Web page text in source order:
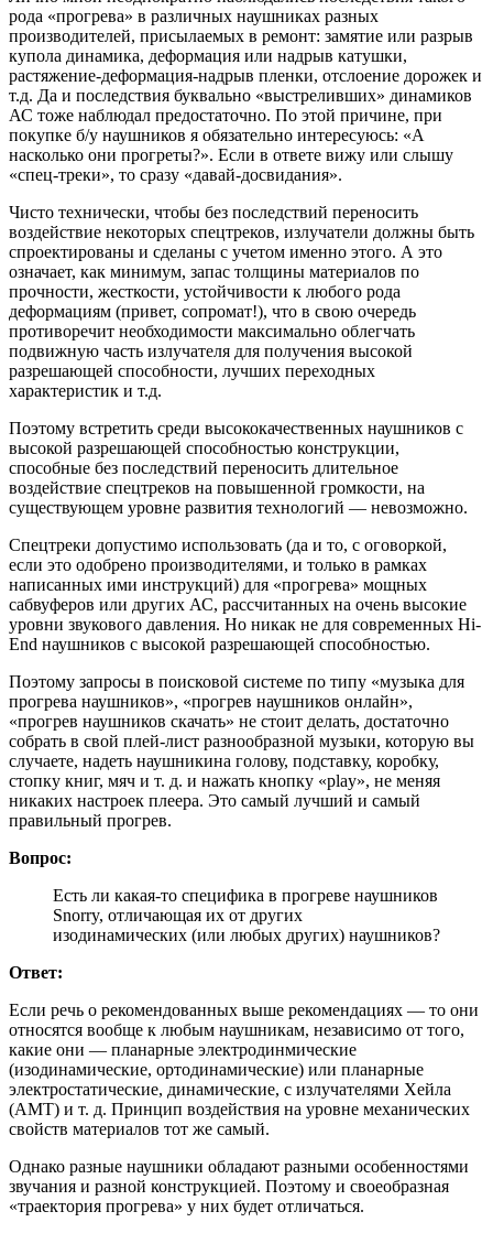
рода «прогрева» в различных наушниках разных
производителей, присылаемых в ремонт: замятие или разрыв
купола динамика, деформация или надрыв катушки,
растяжение-деформация-надрыв пленки, отслоение дорожек и
т.д. Да и последствия буквально «выстреливших» динамиков
АС тоже наблюдал предостаточно. По этой причине, при
покупке б/у наушников я обязательно интересуюсь: «А
насколько они прогреты?». Если в ответе вижу или слышу
«спец-треки», то сразу «давай-досвидания».
Чисто технически, чтобы без последствий переносить
воздействие некоторых спецтреков, излучатели должны быть
спроектированы и сделаны с учетом именно этого. А это
означает, как минимум, запас толщины материалов по
прочности, жесткости, устойчивости к любого рода
деформациям (привет, сопромат!), что в свою очередь
противоречит необходимости максимально облегчать
подвижную часть излучателя для получения высокой
разрешающей способности, лучших переходных
характеристик и т.д.
Поэтому встретить среди высококачественных наушников с
высокой разрешающей способностью конструкции,
способные без последствий переносить длительное
воздействие спецтреков на повышенной громкости, на
существующем уровне развития технологий — невозможно.
Спецтреки допустимо использовать (да и то, с оговоркой,
если это одобрено производителями, и только в рамках
написанных ими инструкций) для «прогрева» мощных
сабвуферов или других АС, рассчитанных на очень высокие
уровни звукового давления. Но никак не для современных Hi-
End наушников с высокой разрешающей способностью.
Поэтому запросы в поисковой системе по типу «музыка для
прогрева наушников», «прогрев наушников онлайн»,
«прогрев наушников скачать» не стоит делать, достаточно
собрать в свой плей-лист разнообразной музыки, которую вы
случаете, надеть наушникина голову, подставку, коробку,
стопку книг, мяч и т. д. и нажать кнопку «play», не меняя
никаких настроек плеера. Это самый лучший и самый
правильный прогрев.
Вопрос:
Есть ли какая-то специфика в прогреве наушников
Snorry, отличающая их от других
изодинамических (или любых других) наушников?
Ответ:
Если речь о рекомендованных выше рекомендациях — то они
относятся вообще к любым наушникам, независимо от того,
какие они — планарные электродинмические
(изодинамические, ортодинамические) или планарные
электростатические, динамические, с излучателями Хейла
(AMT) и т. д. Принцип воздействия на уровне механических
свойств материалов тот же самый.
Однако разные наушники обладают разными особенностями
звучания и разной конструкцией. Поэтому и своеобразная
«траектория прогрева» у них будет отличаться.